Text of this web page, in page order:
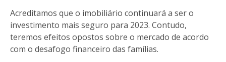
Acreditamos que o imobiliário continuará a ser o
investimento mais seguro para 2023. Contudo,
teremos efeitos opostos sobre o mercado de acordo
com o desafogo financeiro das famílias.